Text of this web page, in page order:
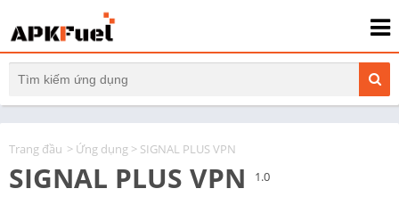
Trang đầu > Ứng dụng > SIGNAL PLUS VPN
SIGNAL PLUS VPN 1.0